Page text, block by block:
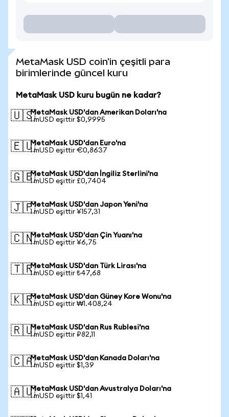
MetaMask USD coin'in çeşitli para
birimlerinde güncel kuru
MetaMask USD kuru bugün ne kadar?
🇺🇸MetaMask USD'dan Amerikan Doları'na
1 mUSD eşittir $0,9995
🇪🇺MetaMask USD'dan Euro'na
1 mUSD eşittir €0,8637
🇬🇧MetaMask USD'dan İngiliz Sterlini'na
1 mUSD eşittir £0,7404
🇯🇵MetaMask USD'dan Japon Yeni'na
1 mUSD eşittir ¥157,31
🇨🇳MetaMask USD'dan Çin Yuanı'na
1 mUSD eşittir ¥6,75
🇹🇷MetaMask USD'dan Türk Lirası'na
1 mUSD eşittir ₺47,68
🇰🇷MetaMask USD'dan Güney Kore Wonu'na
1 mUSD eşittir ₩1.408,24
🇷🇺MetaMask USD'dan Rus Rublesi'na
1 mUSD eşittir ₽82,11
🇨🇦MetaMask USD'dan Kanada Doları'na
1 mUSD eşittir $1,39
🇦🇺MetaMask USD'dan Avustralya Doları'na
1 mUSD eşittir $1,41